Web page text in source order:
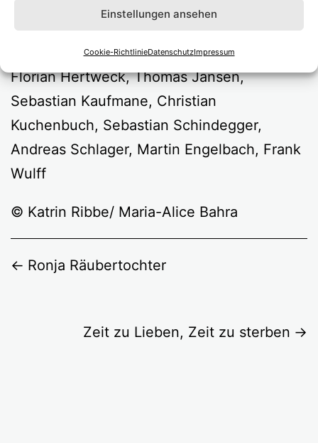
Einstellungen ansehen
Cookie-RichtlinieDatenschutzImpressum
Martin Engelbach, Frank Wulff
mit Sandra Bayrhammer, Beatrice Frey,
Florian Hertweck, Thomas Jansen,
Sebastian Kaufmane, Christian
Kuchenbuch, Sebastian Schindegger,
Andreas Schlager, Martin Engelbach, Frank
Wulff
© Katrin Ribbe/ Maria-Alice Bahra
Ronja Räubertochter
Zeit zu Lieben, Zeit zu sterben